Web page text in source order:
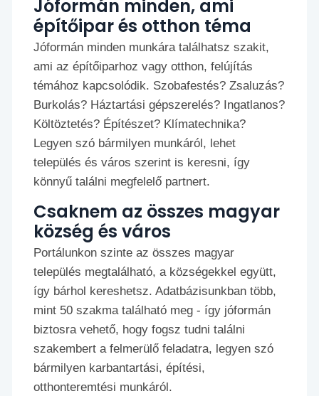
Jóformán minden, ami
építőipar és otthon téma
Jóformán minden munkára találhatsz szakit,
ami az építőiparhoz vagy otthon, felújítás
témához kapcsolódik. Szobafestés? Zsaluzás?
Burkolás? Háztartási gépszerelés? Ingatlanos?
Költöztetés? Építészet? Klímatechnika?
Legyen szó bármilyen munkáról, lehet
település és város szerint is keresni, így
könnyű találni megfelelő partnert.
Csaknem az összes magyar
község és város
Portálunkon szinte az összes magyar
település megtalálható, a községekkel együtt,
így bárhol kereshetsz. Adatbázisunkban több,
mint 50 szakma található meg - így jóformán
biztosra vehető, hogy fogsz tudni találni
szakembert a felmerülő feladatra, legyen szó
bármilyen karbantartási, építési,
otthonteremtési munkáról.